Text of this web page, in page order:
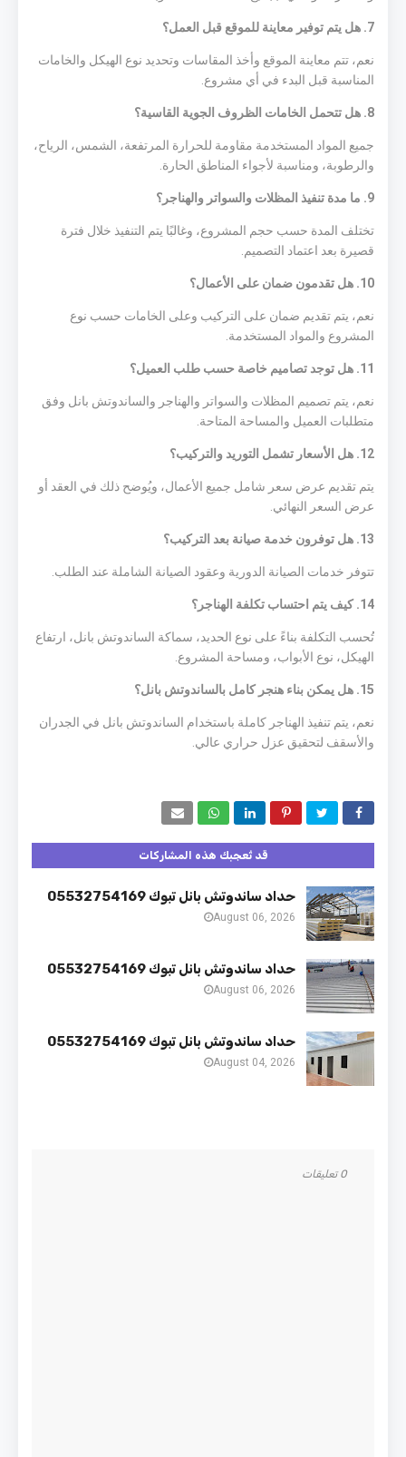
7. هل يتم توفير معاينة للموقع قبل العمل؟
نعم، تتم معاينة الموقع وأخذ المقاسات وتحديد نوع الهيكل والخامات
المناسبة قبل البدء في أي مشروع.
8. هل تتحمل الخامات الظروف الجوية القاسية؟
جميع المواد المستخدمة مقاومة للحرارة المرتفعة، الشمس، الرياح،
والرطوبة، ومناسبة لأجواء المناطق الحارة.
9. ما مدة تنفيذ المظلات والسواتر والهناجر؟
تختلف المدة حسب حجم المشروع، وغالبًا يتم التنفيذ خلال فترة
قصيرة بعد اعتماد التصميم.
10. هل تقدمون ضمان على الأعمال؟
نعم، يتم تقديم ضمان على التركيب وعلى الخامات حسب نوع
المشروع والمواد المستخدمة.
11. هل توجد تصاميم خاصة حسب طلب العميل؟
نعم، يتم تصميم المظلات والسواتر والهناجر والساندوتش بانل وفق
متطلبات العميل والمساحة المتاحة.
12. هل الأسعار تشمل التوريد والتركيب؟
يتم تقديم عرض سعر شامل جميع الأعمال، ويُوضح ذلك في العقد أو
عرض السعر النهائي.
13. هل توفرون خدمة صيانة بعد التركيب؟
تتوفر خدمات الصيانة الدورية وعقود الصيانة الشاملة عند الطلب.
14. كيف يتم احتساب تكلفة الهناجر؟
تُحسب التكلفة بناءً على نوع الحديد، سماكة الساندوتش بانل، ارتفاع
الهيكل، نوع الأبواب، ومساحة المشروع.
15. هل يمكن بناء هنجر كامل بالساندوتش بانل؟
نعم، يتم تنفيذ الهناجر كاملة باستخدام الساندوتش بانل في الجدران
والأسقف لتحقيق عزل حراري عالي.
قد تُعجبك هذه المشاركات
حداد ساندوتش بانل تبوك 05532754169
August 06, 2026
حداد ساندوتش بانل تبوك 05532754169
August 06, 2026
حداد ساندوتش بانل تبوك 05532754169
August 04, 2026
0 تعليقات